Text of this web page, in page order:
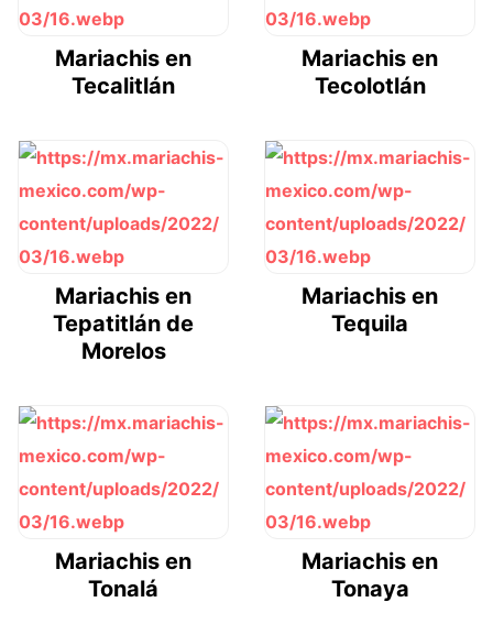
Mariachis en
Tecalitlán
Mariachis en
Tecolotlán
Mariachis en
Tepatitlán de
Morelos
Mariachis en
Tequila
Mariachis en
Tonalá
Mariachis en
Tonaya